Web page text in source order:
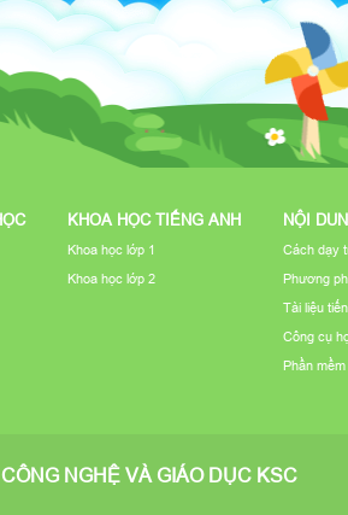
KHOA HỌC TIẾNG ANH
Khoa học lớp 1
Khoa học lớp 2
NỘI
Cách dạy
Phương
Tài liệu
Công cụ
Phần
NGHỆ VÀ GIÁO DỤC KSC